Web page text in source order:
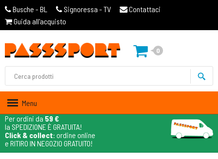
Busche - BL Signoressa - TV
Contattaci
Guida all'acquisto
0
Menu
Per ordini da 59 €
la SPEDIZIONE È GRATUITA!
Click & collect: ordine online
e RITIRO IN NEGOZIO GRATUITO!